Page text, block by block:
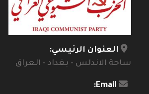
العنوان الرئيسي:
ساحة الاندلس - بغداد - العراق
Email: